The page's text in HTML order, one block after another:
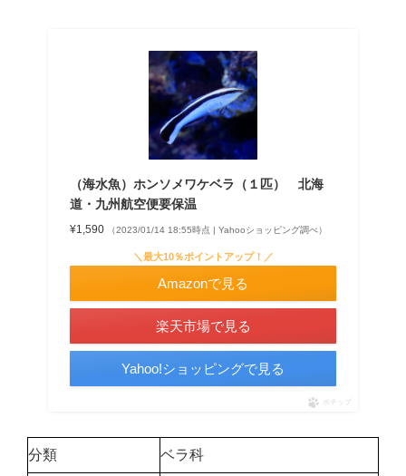
（海水魚）ホンソメワケベラ（１匹） 北海
道・九州航空便要保温
¥1,590 （2023/01/14 18:55時点 | Yahooショッピング調べ）
＼最大10％ポイントアップ！／
Amazonで見る
楽天市場で見る
Yahoo!ショッピングで見る
ポチップ
分類 ベラ科